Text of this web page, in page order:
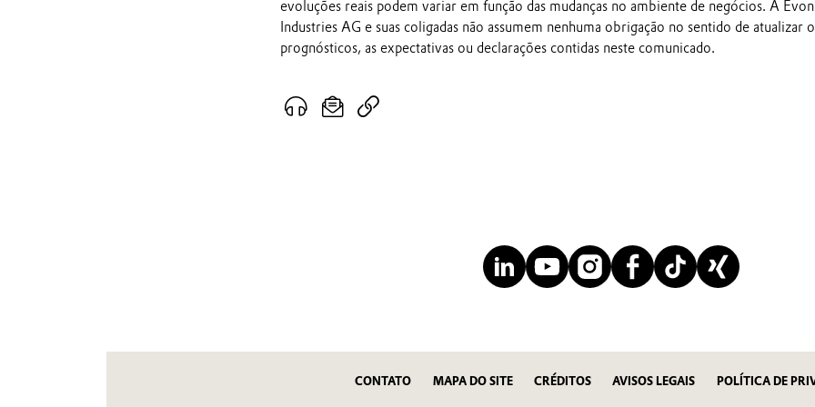
evoluções reais podem variar em função das mudanças no ambiente de negócios. A
Industries AG e suas coligadas não assumem nenhuma obrigação no sentido de atualizar
prognósticos, as expectativas ou declarações contidas neste comunicado.
CONTATO MAPA DO SITE CRÉDITOS AVISOS LEGAIS POLÍTICA DE